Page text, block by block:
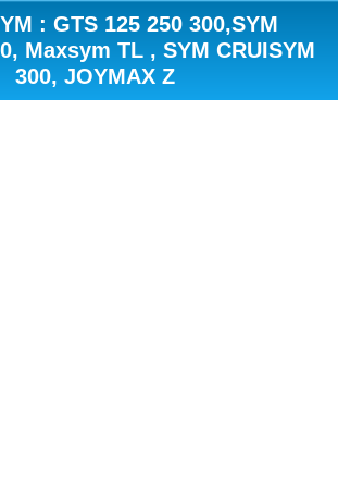
: GTS 125 250 300,SYM
Maxsym TL , SYM CRUISYM
300, JOYMAX Z